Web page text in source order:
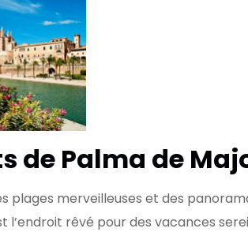
de Palma de
plages merveilleuses et des
l’endroit rêvé pour des vacances